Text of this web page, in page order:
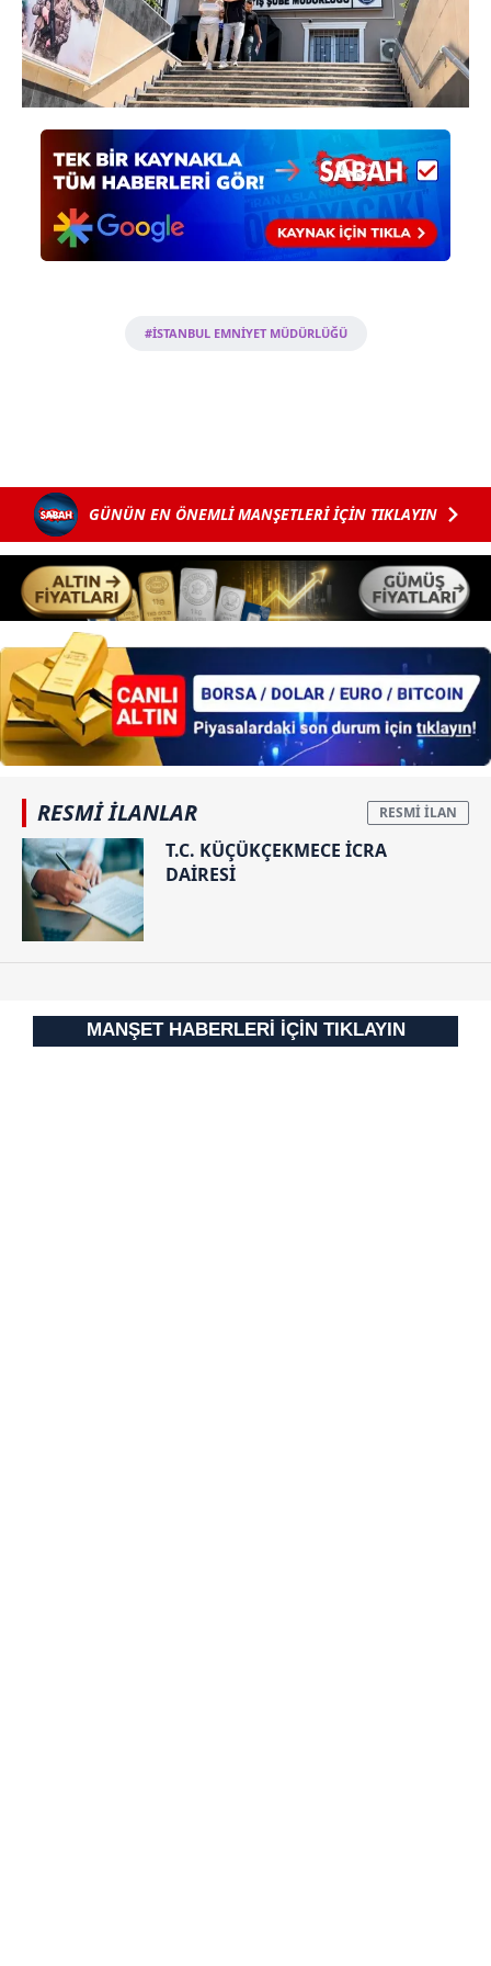
verileriniz işlenmekte olup gerekli olan çerezler bilgi
toplumu hizmetlerinin sunulması amacıyla
kullanılmaktadır. Diğer çerezler, sitemizin daha işlevsel
kılınması ve kişiselleştirilmesi ve sizlere yönelik
reklam/pazarlama faaliyetlerinin yapılması, amaçlarıyla
sınırlı olarak açık rızanız dahilinde kullanılacaktır.
Çerezlere ilişkin tercihlerinizi aşağıda yer alan panel
vasıtasıyla belirleyebilirsiniz. Çerezlere ilişkin detaylı bilgi
için Ayarlar butonuna tıklayabilir,Çerez Bilgilendirme
6698 sayılı Kişisel Verilerin Korunması Kanunu uyarınca
#İSTANBUL EMNİYET MÜDÜRLÜĞÜ
GÜNÜN EN ÖNEMLİ MANŞETLERİ İÇİN TIKLAYIN
RESMİ İLANLAR
T.C. KÜÇÜKÇEKMECE İCRA
DAİRESİ
MANŞET HABERLERİ İÇİN TIKLAYIN